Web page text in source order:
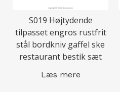
S019 Højtydende
tilpasset engros rustfrit
stål bordkniv gaffel ske
restaurant bestik sæt
Læs mere